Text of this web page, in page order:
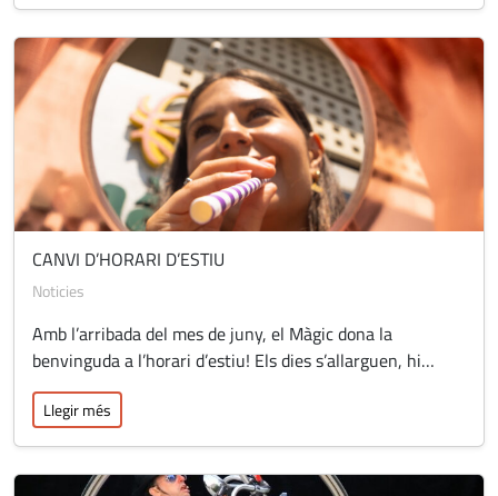
CANVI D’HORARI D’ESTIU
Noticies
Amb l’arribada del mes de juny, el Màgic dona la
benvinguda a l’horari d’estiu! Els dies s’allarguen, hi…
Llegir més